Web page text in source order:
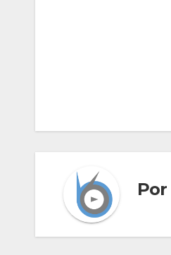
entradas
Por